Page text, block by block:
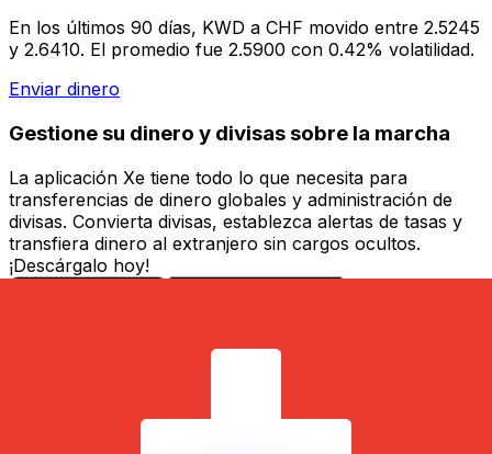
En los últimos 90 días, KWD a CHF movido entre 2.5245
y 2.6410. El promedio fue 2.5900 con 0.42% volatilidad.
Enviar dinero
Gestione su dinero y divisas sobre la marcha
La aplicación Xe tiene todo lo que necesita para
transferencias de dinero globales y administración de
divisas. Convierta divisas, establezca alertas de tasas y
transfiera dinero al extranjero sin cargos ocultos.
¡Descárgalo hoy!